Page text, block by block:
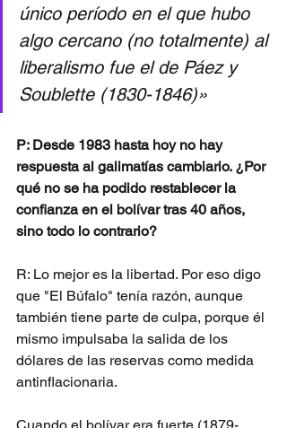
único período en el que hubo
algo cercano (no totalmente) al
liberalismo fue el de Páez y
Soublette (1830-1846)»
P: Desde 1983 hasta hoy no hay
respuesta al galimatías cambiario. ¿Por
qué no se ha podido restablecer la
confianza en el bolívar tras 40 años,
sino todo lo contrario?
R: Lo mejor es la libertad. Por eso digo
que "El Búfalo" tenía razón, aunque
también tiene parte de culpa, porque él
mismo impulsaba la salida de los
dólares de las reservas como medida
antinflacionaria.
Cuando el bolívar era fuerte (1879-